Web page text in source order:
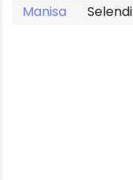
Manisa
Selendi